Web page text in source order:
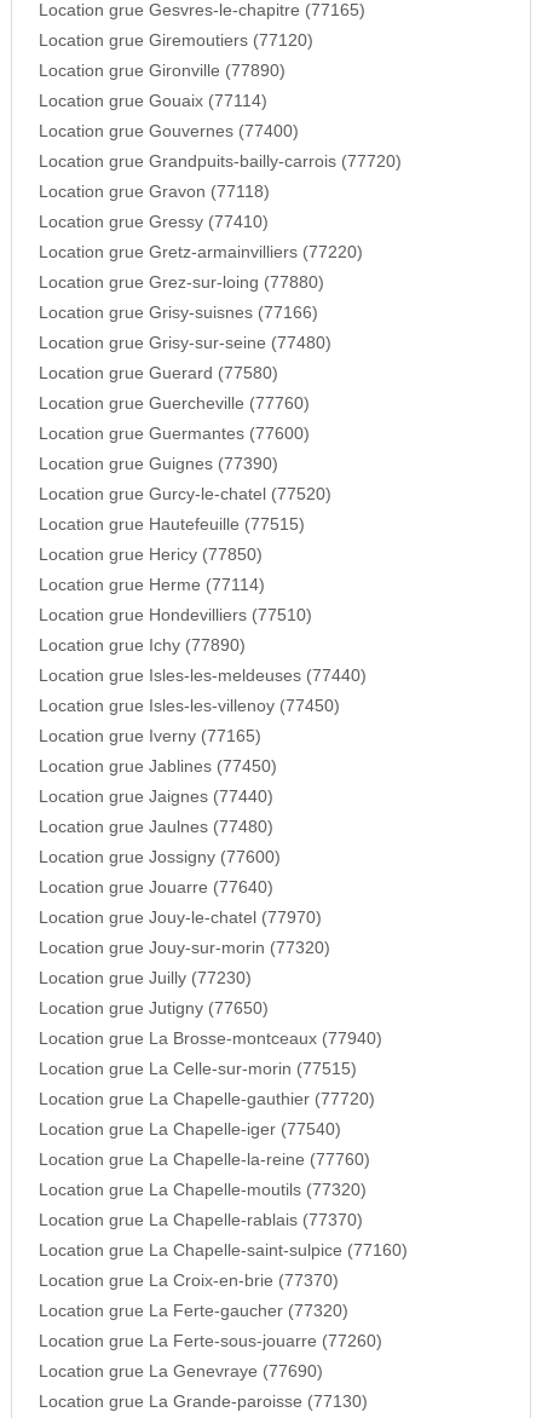
Location grue Gesvres-le-chapitre (77165)
Location grue Giremoutiers (77120)
Location grue Gironville (77890)
Location grue Gouaix (77114)
Location grue Gouvernes (77400)
Location grue Grandpuits-bailly-carrois (77720)
Location grue Gravon (77118)
Location grue Gressy (77410)
Location grue Gretz-armainvilliers (77220)
Location grue Grez-sur-loing (77880)
Location grue Grisy-suisnes (77166)
Location grue Grisy-sur-seine (77480)
Location grue Guerard (77580)
Location grue Guercheville (77760)
Location grue Guermantes (77600)
Location grue Guignes (77390)
Location grue Gurcy-le-chatel (77520)
Location grue Hautefeuille (77515)
Location grue Hericy (77850)
Location grue Herme (77114)
Location grue Hondevilliers (77510)
Location grue Ichy (77890)
Location grue Isles-les-meldeuses (77440)
Location grue Isles-les-villenoy (77450)
Location grue Iverny (77165)
Location grue Jablines (77450)
Location grue Jaignes (77440)
Location grue Jaulnes (77480)
Location grue Jossigny (77600)
Location grue Jouarre (77640)
Location grue Jouy-le-chatel (77970)
Location grue Jouy-sur-morin (77320)
Location grue Juilly (77230)
Location grue Jutigny (77650)
Location grue La Brosse-montceaux (77940)
Location grue La Celle-sur-morin (77515)
Location grue La Chapelle-gauthier (77720)
Location grue La Chapelle-iger (77540)
Location grue La Chapelle-la-reine (77760)
Location grue La Chapelle-moutils (77320)
Location grue La Chapelle-rablais (77370)
Location grue La Chapelle-saint-sulpice (77160)
Location grue La Croix-en-brie (77370)
Location grue La Ferte-gaucher (77320)
Location grue La Ferte-sous-jouarre (77260)
Location grue La Genevraye (77690)
Location grue La Grande-paroisse (77130)